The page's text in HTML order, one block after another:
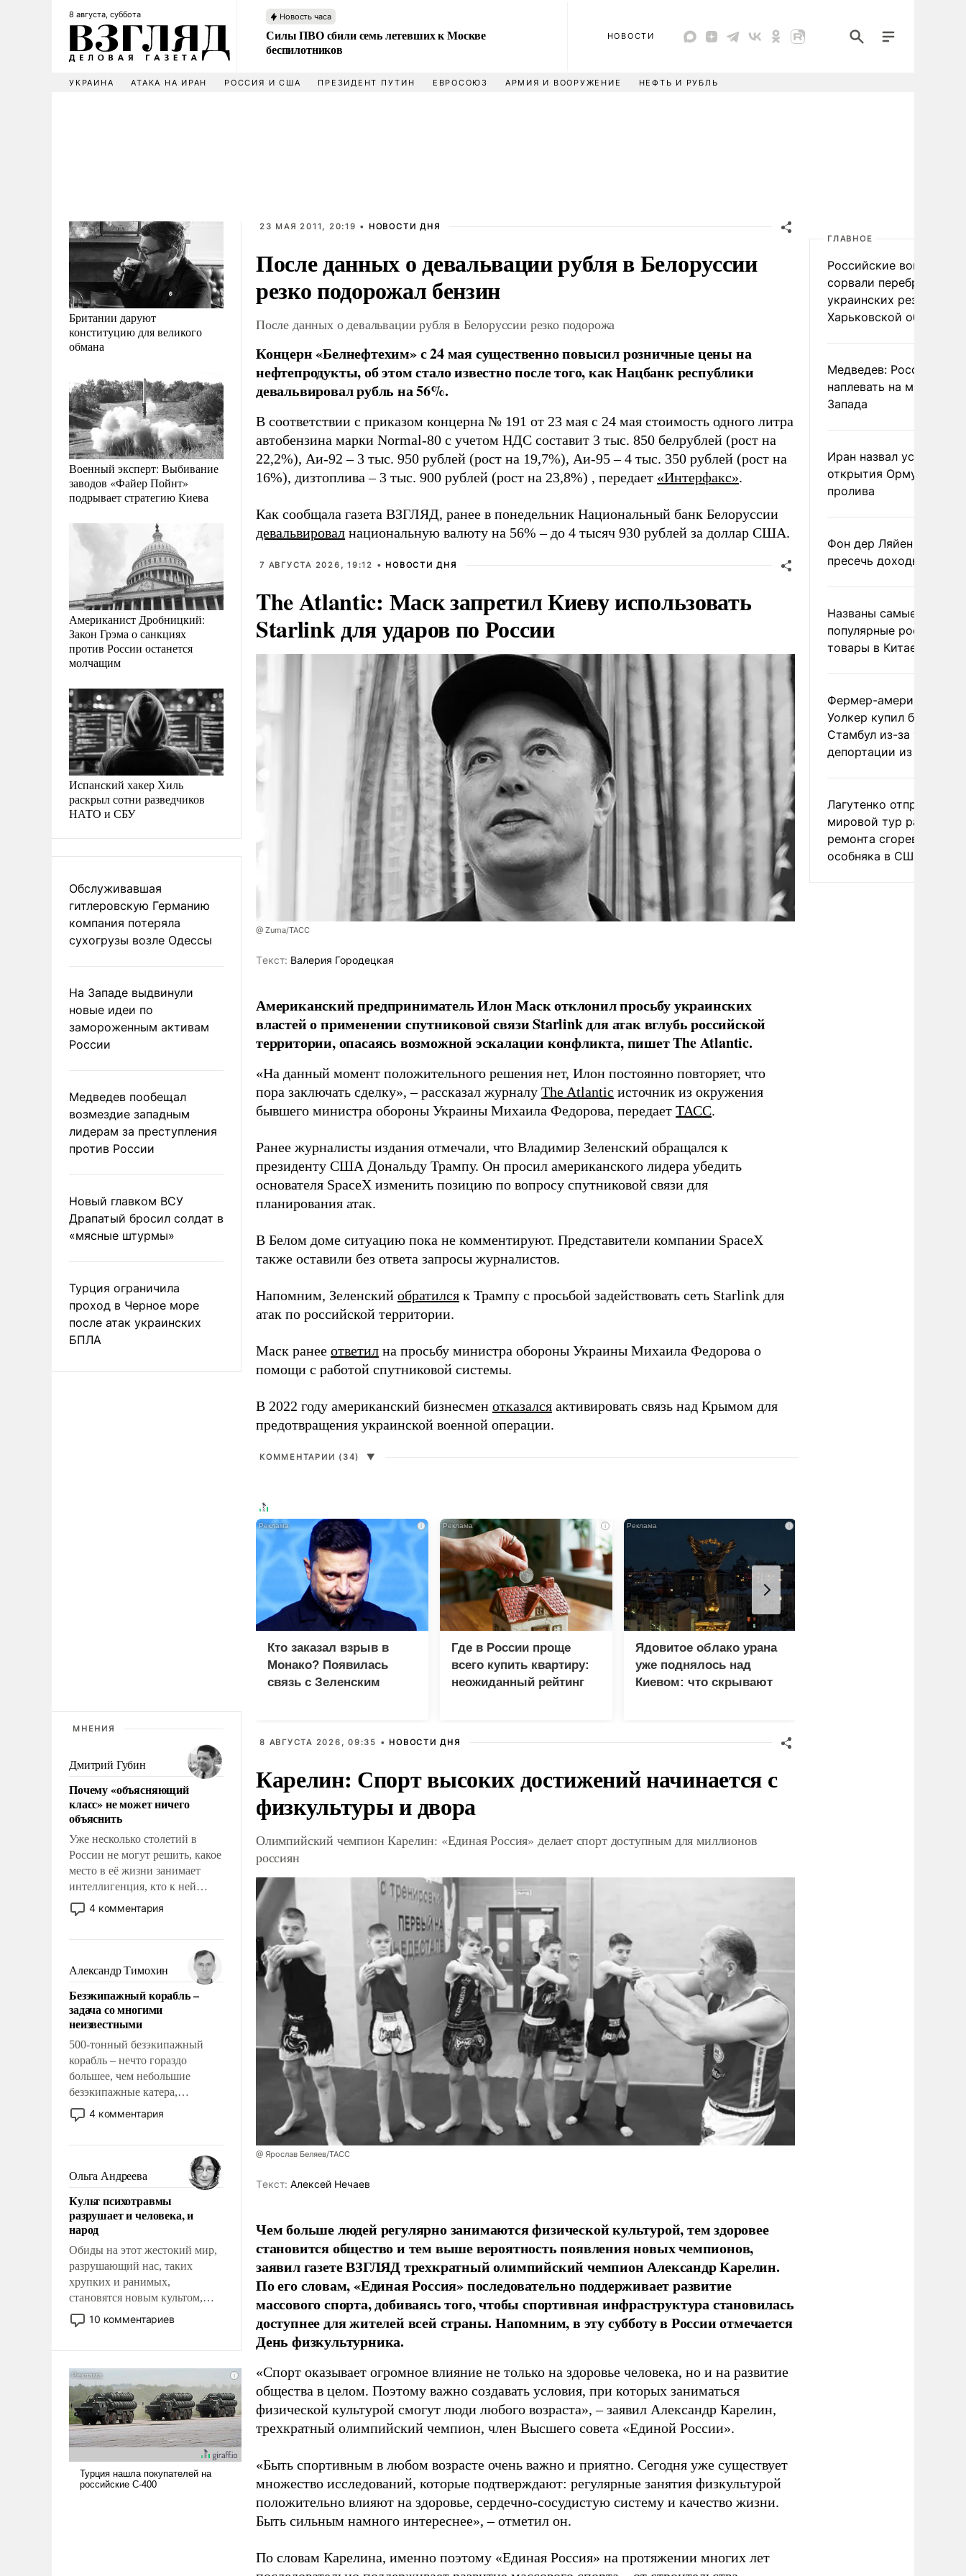
8 августа, суббота Новость часа
Силы ПВО сбили семь летевших к Москве
беспилотников
НОВОСТИ
УКРАИНА АТАКА НА ИРАН РОССИЯ И США ПРЕЗИДЕНТ ПУТИН ЕВРОСОЮЗ АРМИЯ И ВООРУЖЕНИЕ НЕФТЬ И РУБЛЬ
Британии даруют
конституцию для великого
обмана
Военный эксперт: Выбивание
заводов «Файер Пойнт»
подрывает стратегию Киева
Американист Дробницкий:
Закон Грэма о санкциях
против России останется
молчащим
Испанский хакер Хиль
раскрыл сотни разведчиков
НАТО и СБУ
Обслуживавшая
гитлеровскую Германию
компания потеряла
сухогрузы возле Одессы
На Западе выдвинули
новые идеи по
замороженным активам
России
Медведев пообещал
возмездие западным
лидерам за преступления
против России
Новый главком ВСУ
Драпатый бросил солдат в
«мясные штурмы»
Турция ограничила
проход в Черное море
после атак украинских
БПЛА
МНЕНИЯ
Дмитрий Губин
Почему «объясняющий
класс» не может ничего
объяснить
Уже несколько столетий в
России не могут решить, какое
место в её жизни занимает
интеллигенция, кто к ней
принадлежит, а кого из неё
исключили с правом
чем она отличается от просто
образованных людей. Иногда
казалось, что эти вопросы
решены раз и навсегда, но –
нет, не решены.
4 комментария
Александр Тимохин
Безэкипажный корабль –
задача со многими
неизвестными
500-тонный безэкипажный
корабль – нечто гораздо
большее, чем небольшие
безэкипажные катера,
применение которых уже
стало обыденностью. Задача по
сложна и амбициозна. Однако
и ее реализация радикально
поднимет наши боевые
возможности.
4 комментария
Ольга Андреева
Культ психотравмы
разрушает и человека, и
народ
Обиды на этот жестокий мир,
разрушающий нас, таких
хрупких и ранимых,
становятся новым культом,
постепенно вытесняя и
отменяя традиционное
ударами судьбы, брать на себя
ответственность, помогать
слабым, идти вперед и
адаптироваться.
10 комментариев
23 МАЯ 2011, 20:19 • НОВОСТИ ДНЯ
После данных о девальвации рубля в Белоруссии
резко подорожал бензин
После данных о девальвации рубля в Белоруссии резко подорожа
Концерн «Белнефтехим» с 24 мая существенно повысил розничные цены на
нефтепродукты, об этом стало известно после того, как Нацбанк республики
девальвировал рубль на 56%.
В соответствии с приказом концерна № 191 от 23 мая с 24 мая стоимость одного литра
автобензина марки Normal-80 с учетом НДС составит 3 тыс. 850 белрублей (рост на
22,2%), Аи-92 – 3 тыс. 950 рублей (рост на 19,7%), Аи-95 – 4 тыс. 350 рублей (рост на
16%), дизтоплива – 3 тыс. 900 рублей (рост на 23,8%) , передает «Интерфакс».
Как сообщала газета ВЗГЛЯД, ранее в понедельник Национальный банк Белоруссии
девальвировал национальную валюту на 56%–до 4 тысяч 930 рублей за доллар США.
7 АВГУСТА 2026, 19:12 • НОВОСТИ ДНЯ
The Atlantic: Маск запретил Киеву использовать
Starlink для ударов по России
@ Zuma/ТАСС
Tекст: Валерия Городецкая
Американский предприниматель Илон Маск отклонил просьбу украинских
властей о применении спутниковой связи Starlink для атак вглубь российской
территории, опасаясь возможной эскалации конфликта, пишет The Atlantic.
«На данный момент положительного решения нет, Илон постоянно повторяет, что
пора заключать сделку», – рассказал журналу The Atlantic источник из окружения
бывшего министра обороны Украины Михаила Федорова, передает ТАСС.
Ранее журналисты издания отмечали, что Владимир Зеленский обращался к
президенту США Дональду Трампу. Он просил американского лидера убедить
основателя SpaceX изменить позицию по вопросу спутниковой связи для
планирования атак.
В Белом доме ситуацию пока не комментируют. Представители компании SpaceX
также оставили без ответа запросы журналистов.
Напомним, Зеленский обратился к Трампу с просьбой задействовать сеть Starlink для
атак по российской территории.
Маск ранее ответил на просьбу министра обороны Украины Михаила Федорова о
помощи с работой спутниковой системы.
В 2022 году американский бизнесмен отказался активировать связь над Крымом для
предотвращения украинской военной операции.
КОММЕНТАРИИ (34) ▼
i
Кто заказал взрыв в
Монако? Появилась
связь с Зеленским
i
Где в России проще
всего купить квартиру:
неожиданный рейтинг
i
Ядовитое облако урана
уже поднялось над
Киевом: что скрывают
8 АВГУСТА 2026, 09:35 • НОВОСТИ ДНЯ
Карелин: Спорт высоких достижений начинается с
физкультуры и двора
Олимпийский чемпион Карелин: «Единая Россия» делает спорт доступным для миллионов
россиян
@ Ярослав Беляев/ТАСС
Tекст: Алексей Нечаев
Чем больше людей регулярно занимаются физической культурой, тем здоровее
становится общество и тем выше вероятность появления новых чемпионов,
заявил газете ВЗГЛЯД трехкратный олимпийский чемпион Александр Карелин.
По его словам, «Единая Россия» последовательно поддерживает развитие
массового спорта, добиваясь того, чтобы спортивная инфраструктура становилась
доступнее для жителей всей страны. Напомним, в эту субботу в России отмечается
День физкультурника.
«Спорт оказывает огромное влияние не только на здоровье человека, но и на развитие
общества в целом. Поэтому важно создавать условия, при которых заниматься
физической культурой смогут люди любого возраста», – заявил Александр Карелин,
трехкратный олимпийский чемпион, член Высшего совета «Единой России».
«Быть спортивным в любом возрасте очень важно и приятно. Сегодня уже существует
множество исследований, которые подтверждают: регулярные занятия физкультурой
положительно влияют на здоровье, сердечно-сосудистую систему и качество жизни.
Быть сильным намного интереснее», – отметил он.
По словам Карелина, именно поэтому «Единая Россия» на протяжении многих лет
ГЛАВНОЕ
Российские войска
сорвали переброску
украинских резервов в
Харьковской области
Медведев: России
наплевать на мнение
Запада
Иран назвал условие
открытия Ормузского
пролива
Фон дер Ляйен
пресечь доходы России
Названы самые
популярные российские
товары в Китае
Фермер-американец
Уолкер купил билет в
Стамбул из-за угрозы
депортации из России
Лагутенко отправился в
мировой тур ради
ремонта сгоревшего
особняка в США